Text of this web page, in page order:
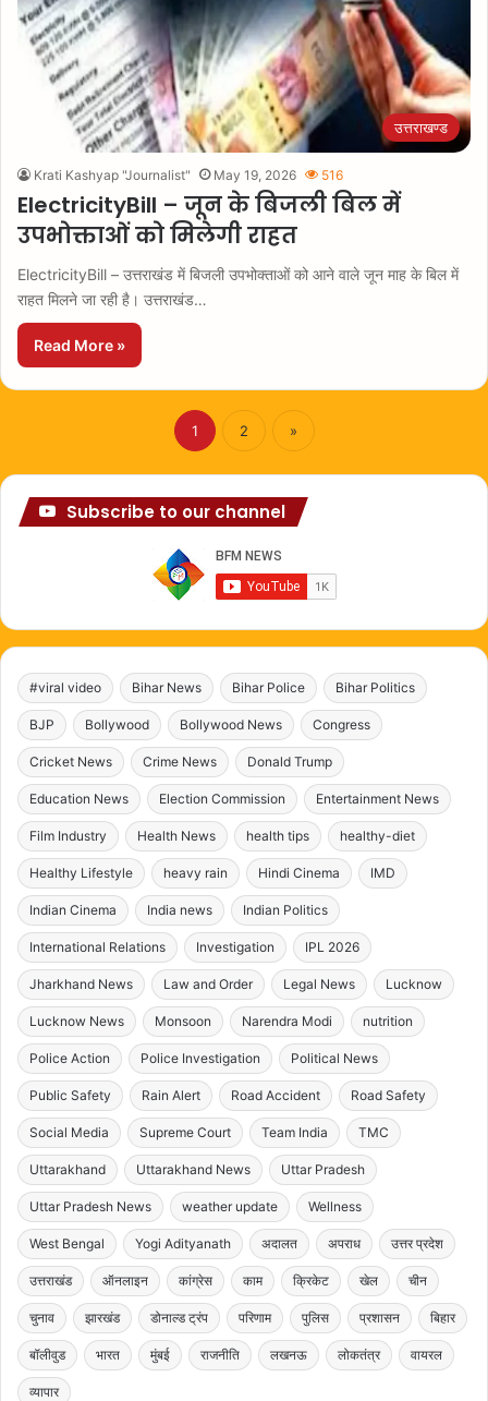
उत्तराखण्ड
Krati Kashyap "Journalist" May 19, 2026 516
ElectricityBill – जून के बिजली बिल में
उपभोक्ताओं को मिलेगी राहत
ElectricityBill – उत्तराखंड में बिजली उपभोक्ताओं को आने वाले जून माह के बिल में
राहत मिलने जा रही है। उत्तराखंड…
Read More »
1 2 »
Subscribe to our channel
#viral video Bihar News Bihar Police Bihar Politics
BJP Bollywood Bollywood News Congress
Cricket News Crime News Donald Trump
Education News Election Commission Entertainment News
Film Industry Health News health tips healthy-diet
Healthy Lifestyle heavy rain Hindi Cinema IMD
Indian Cinema India news Indian Politics
International Relations Investigation IPL 2026
Jharkhand News Law and Order Legal News Lucknow
Lucknow News Monsoon Narendra Modi nutrition
Police Action Police Investigation Political News
Public Safety Rain Alert Road Accident Road Safety
Social Media Supreme Court Team India TMC
Uttarakhand Uttarakhand News Uttar Pradesh
Uttar Pradesh News weather update Wellness
West Bengal Yogi Adityanath अदालत अपराध उत्तर प्रदेश
उत्तराखंड ऑनलाइन कांग्रेस काम क्रिकेट खेल चीन
चुनाव झारखंड डोनाल्ड ट्रंप परिणाम पुलिस प्रशासन बिहार
बॉलीवुड भारत मुंबई राजनीति लखनऊ लोकतंत्र वायरल
व्यापार